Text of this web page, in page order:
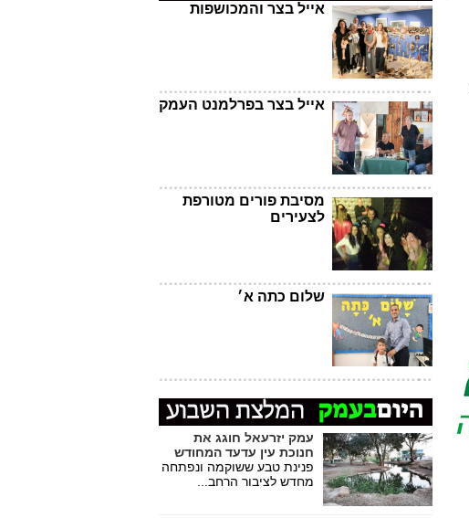
אייל בצר והמכושפות
אייל בצר בפרלמנט העמק
מסיבת פורים מטורפת
לצעירים
שלום כתה א׳
עמק יזרעאל חוגג את
חנוכת עין עדעד המחודש
פנינת טבע ששוקמה ונפתחה
מחדש לציבור הרחב...